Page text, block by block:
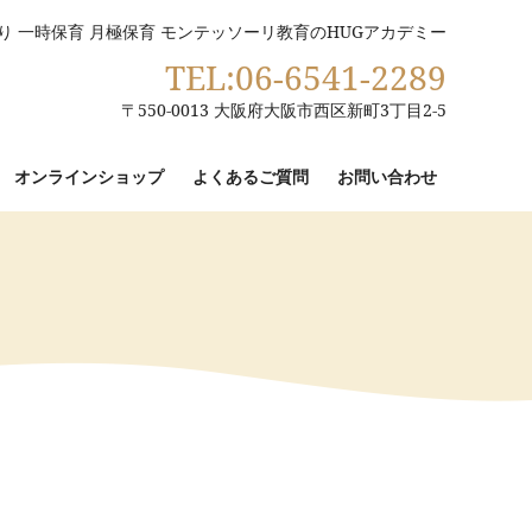
一時保育 月極保育 モンテッソーリ教育のHUGアカデミー
TEL:06-6541-2289
〒550-0013 大阪府大阪市西区新町3丁目2-5
オンラインショップ よくあるご質問 お問い合わせ